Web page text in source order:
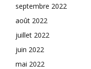
septembre 2022
août 2022
juillet 2022
juin 2022
mai 2022